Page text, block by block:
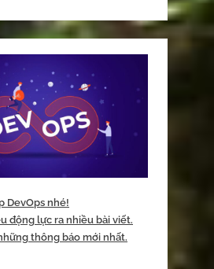
DevOps nhé!
động lực ra nhiều bài viết.
thông báo mới nhất.